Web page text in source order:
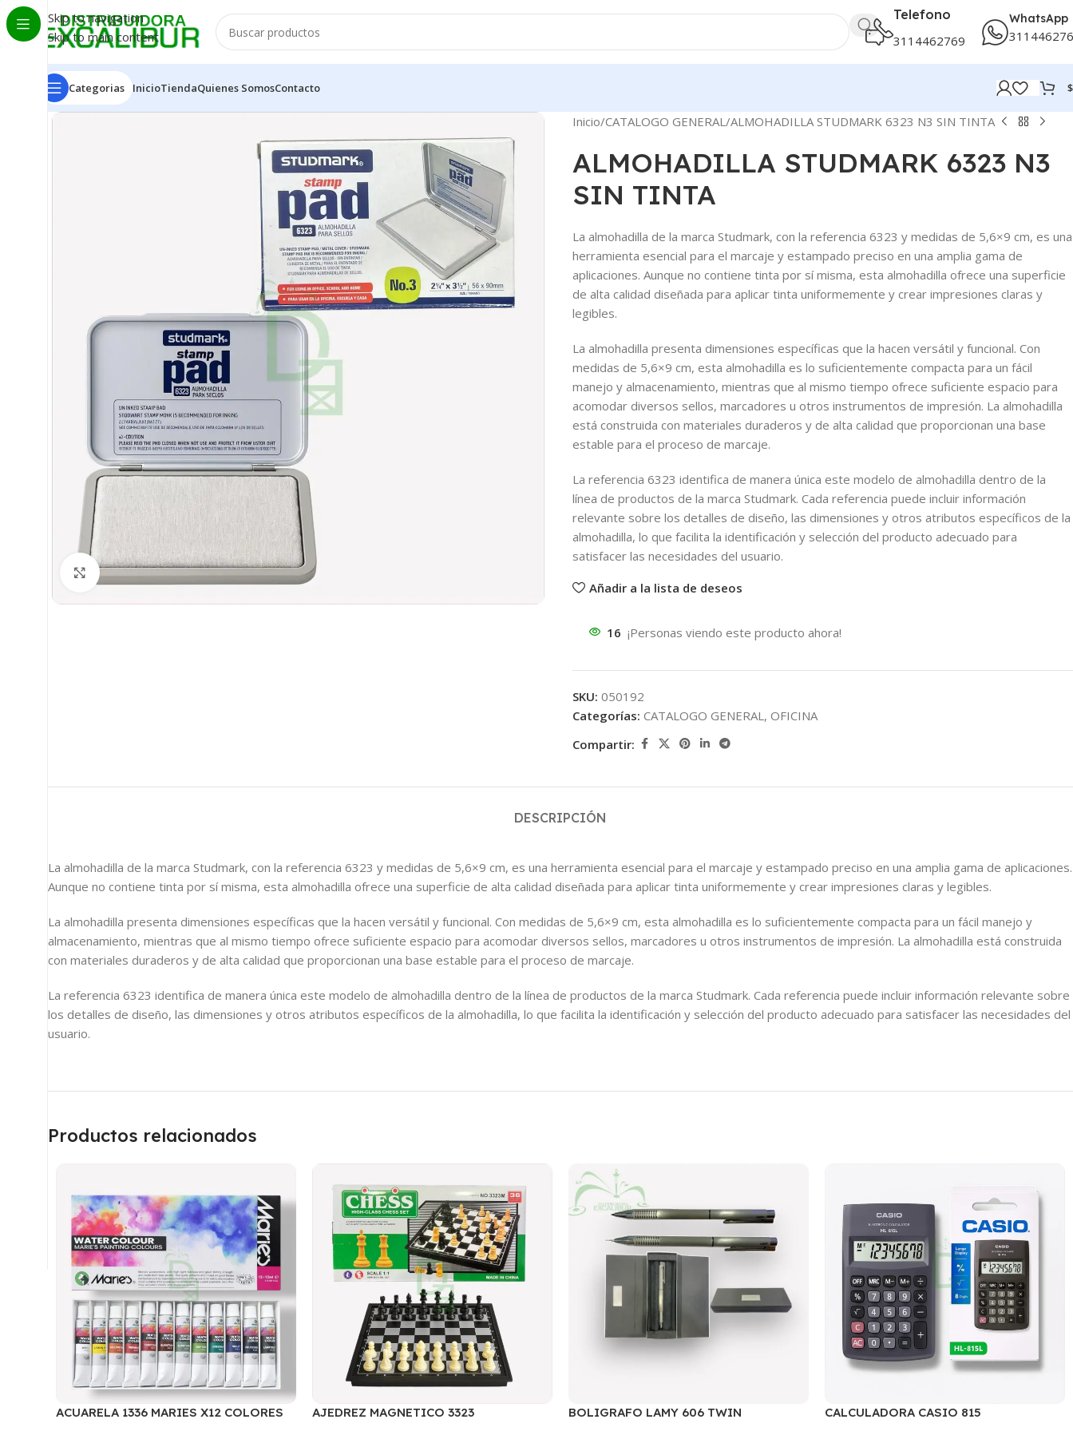
Skip to navigation
Skip to main content
Telefono
3114462769
WhatsApp
Categorias InicioTiendaQuienes SomosContacto $
Clic para ampliar
Inicio CATALOGO GENERAL ALMOHADILLA STUDMARK 6323 N3 SIN TINTA
ALMOHADILLA STUDMARK 6323 N3
SIN TINTA
La almohadilla de la marca Studmark, con la referencia 6323 y medidas de 5,6×9 cm, es una
herramienta esencial para el marcaje y estampado preciso en una amplia gama de
aplicaciones. Aunque no contiene tinta por sí misma, esta almohadilla ofrece una superficie
de alta calidad diseñada para aplicar tinta uniformemente y crear impresiones claras y
legibles.
La almohadilla presenta dimensiones específicas que la hacen versátil y funcional. Con
medidas de 5,6×9 cm, esta almohadilla es lo suficientemente compacta para un fácil
manejo y almacenamiento, mientras que al mismo tiempo ofrece suficiente espacio para
acomodar diversos sellos, marcadores u otros instrumentos de impresión. La almohadilla
está construida con materiales duraderos y de alta calidad que proporcionan una base
estable para el proceso de marcaje.
La referencia 6323 identifica de manera única este modelo de almohadilla dentro de la
línea de productos de la marca Studmark. Cada referencia puede incluir información
relevante sobre los detalles de diseño, las dimensiones y otros atributos específicos de la
almohadilla, lo que facilita la identificación y selección del producto adecuado para
satisfacer las necesidades del usuario.
Añadir a la lista de deseos
16 ¡Personas viendo este producto ahora!
SKU: 050192
Categorías: CATALOGO GENERAL, OFICINA
Compartir:
DESCRIPCIÓN
La almohadilla de la marca Studmark, con la referencia 6323 y medidas de 5,6×9 cm, es una herramienta esencial para el marcaje y estampado preciso en una amplia gama de aplicaciones.
Aunque no contiene tinta por sí misma, esta almohadilla ofrece una superficie de alta calidad diseñada para aplicar tinta uniformemente y crear impresiones claras y legibles.
La almohadilla presenta dimensiones específicas que la hacen versátil y funcional. Con medidas de 5,6×9 cm, esta almohadilla es lo suficientemente compacta para un fácil manejo y
almacenamiento, mientras que al mismo tiempo ofrece suficiente espacio para acomodar diversos sellos, marcadores u otros instrumentos de impresión. La almohadilla está construida
con materiales duraderos y de alta calidad que proporcionan una base estable para el proceso de marcaje.
La referencia 6323 identifica de manera única este modelo de almohadilla dentro de la línea de productos de la marca Studmark. Cada referencia puede incluir información relevante sobre
los detalles de diseño, las dimensiones y otros atributos específicos de la almohadilla, lo que facilita la identificación y selección del producto adecuado para satisfacer las necesidades del
usuario.
Productos relacionados
ACUARELA 1336 MARIES X12 COLORES AJEDREZ MAGNETICO 3323
BOLIGRAFO LAMY 606 TWIN
CALCULADORA CASIO 815